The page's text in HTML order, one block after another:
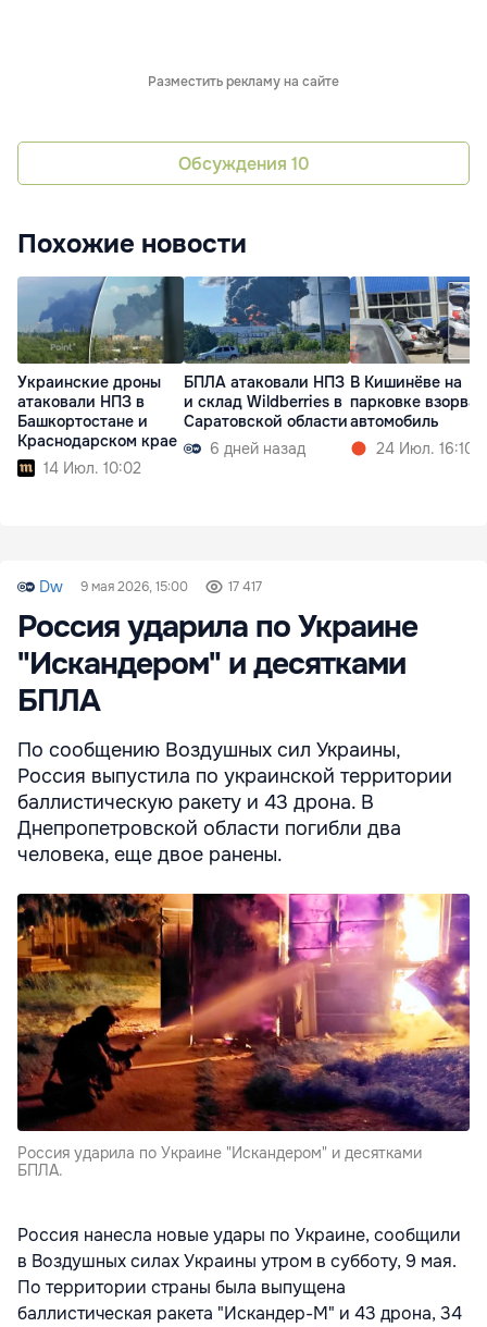
Разместить рекламу на сайте
Обсуждения 10
Похожие новости
Украинские дроны
атаковали НПЗ в
Башкортостане и
Краснодарском крае
14 Июл. 10:02
БПЛА атаковали НПЗ
и склад Wildberries в
Саратовской области
6 дней назад
В Кишинёве на
парковке
автомобиль
24 Июл. 16:10
Dw 9 мая 2026, 15:00 17 417
Россия ударила по Украине
"Искандером" и десятками
БПЛА
По сообщению Воздушных сил Украины,
Россия выпустила по украинской территории
баллистическую ракету и 43 дрона. В
Днепропетровской области погибли два
человека, еще двое ранены.
Россия ударила по Украине "Искандером" и десятками
БПЛА.
Россия нанесла новые удары по Украине, сообщили
в Воздушных силах Украины утром в субботу, 9 мая.
По территории страны была выпущена
баллистическая ракета "Искандер-М" и 43 дрона, 34